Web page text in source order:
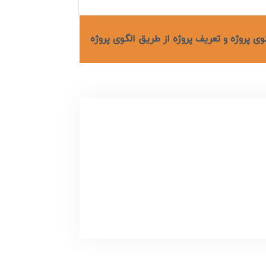
پروژه و تعریف پروژه از طریق الگوی پروژه